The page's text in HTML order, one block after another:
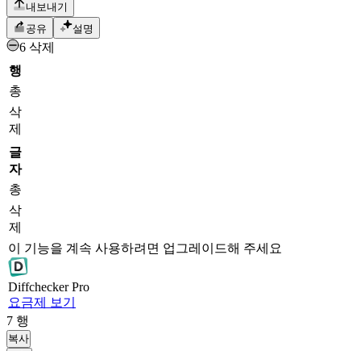
내보내기
공유
설명
6 삭제
행
총
삭
제
글
자
총
삭
제
이 기능을 계속 사용하려면 업그레이드해 주세요
DiffcheckerPro
요금제 보기
7 행
복사